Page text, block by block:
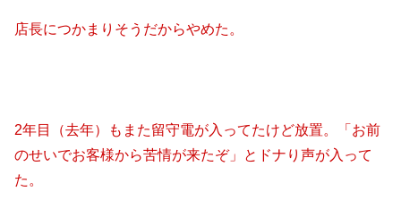
店長につかまりそうだからやめた。
2年目（去年）もまた留守電が入ってたけど放置。「お前
のせいでお客様から苦情が来たぞ」とドナり声が入って
た。